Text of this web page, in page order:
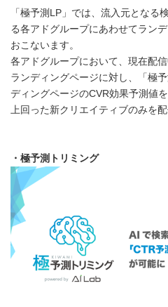
「極予測LP」では、流入元となる
る各アドグループにあわせてラン
おこないます。
各アドグループにおいて、現在配
ランディングページに対し、「極
ディングページのCVR効果予測値
上回った新クリエイティブのみを配
・極予測トリミング